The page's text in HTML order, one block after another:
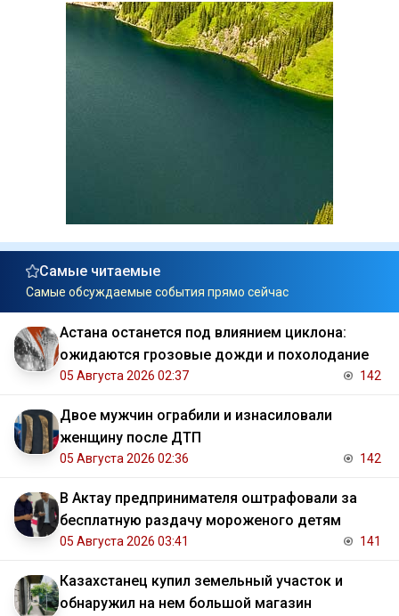
Самые читаемые
Самые обсуждаемые события прямо сейчас
Астана останется под влиянием циклона:
ожидаются грозовые дожди и похолодание
05 Августа 2026 02:37 142
Двое мужчин ограбили и изнасиловали
женщину после ДТП
05 Августа 2026 02:36 142
В Актау предпринимателя оштрафовали за
бесплатную раздачу мороженого детям
05 Августа 2026 03:41 141
Казахстанец купил земельный участок и
обнаружил на нем большой магазин